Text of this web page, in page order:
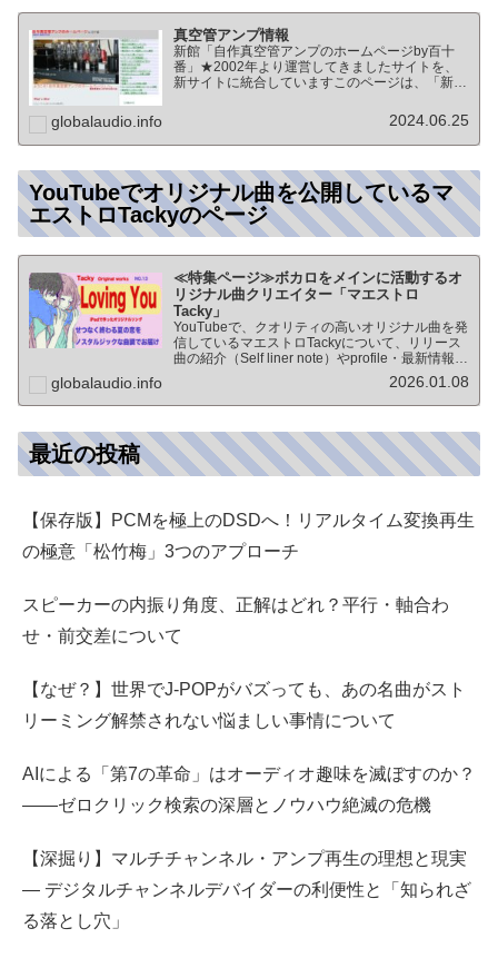
真空管アンプ情報
新館「自作真空管アンプのホームページby百十
番」★2002年より運営してきましたサイトを、
新サイトに統合していますこのページは、「新
のTOPページになりますオーディオ情報全般の
globalaudio.info 2024.06.25
YouTubeでオリジナル曲を公開しているマ
エストロTackyのページ
≪特集ページ≫ボカロをメインに活動するオ
リジナル曲クリエイター「マエストロ
Tacky」
YouTubeで、クオリティの高いオリジナル曲を発
信しているマエストロTackyについて、リリース
曲の紹介（Self liner note）やprofile・最新情報な
ど★動画チャンネル登録100人突破記念作品の生
globalaudio.info 2026.01.08
最近の投稿
【保存版】PCMを極上のDSDへ！リアルタイム変換再生
の極意「松竹梅」3つのアプローチ
スピーカーの内振り角度、正解はどれ？平行・軸合わ
せ・前交差について
【なぜ？】世界でJ-POPがバズっても、あの名曲がスト
リーミング解禁されない悩ましい事情について
AIによる「第7の革命」はオーディオ趣味を滅ぼすのか？
――ゼロクリック検索の深層とノウハウ絶滅の危機
【深掘り】マルチチャンネル・アンプ再生の理想と現実
— デジタルチャンネルデバイダーの利便性と「知られざ
る落とし穴」